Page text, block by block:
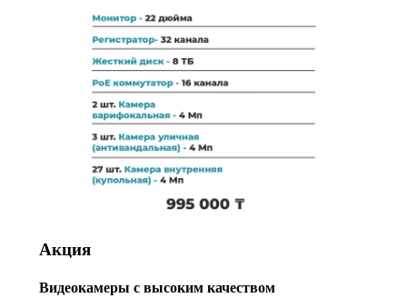
Акция
Видеокамеры с высоким качеством